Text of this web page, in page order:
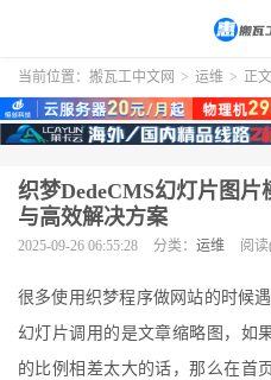
当前位置： 搬瓦工中文网 > 运维 > 正文
织梦DedeCMS幻灯片图
与高效解决方案
2025-09-26 06:55:28 分类： 运维 阅读
很多使用织梦程序做网站的时候
幻灯片调用的是文章缩略图，如
的比例相差太大的话，那么在首